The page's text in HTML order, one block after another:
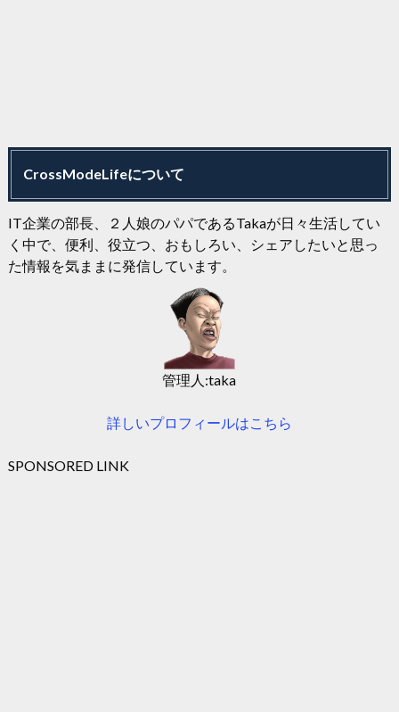
CrossModeLifeについて
IT企業の部長、２人娘のパパであるTakaが日々生活してい
く中で、便利、役立つ、おもしろい、シェアしたいと思っ
た情報を気ままに発信しています。
管理人:taka
詳しいプロフィールはこちら
SPONSORED LINK